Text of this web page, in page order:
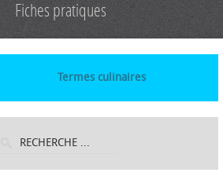
Fiches pratiques
Termes culinaires